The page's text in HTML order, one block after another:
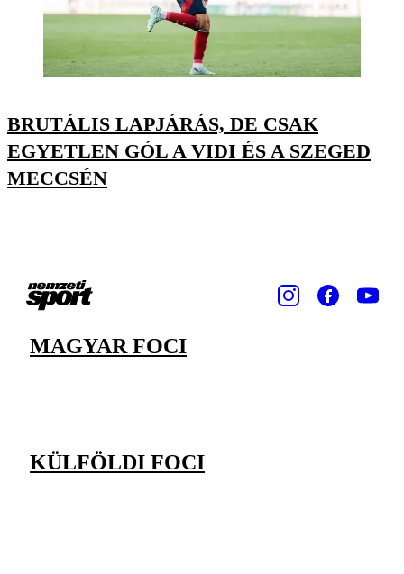
BRUTÁLIS LAPJÁRÁS, DE CSAK
EGYETLEN GÓL A VIDI ÉS A SZEGED
MECCSÉN
MAGYAR FOCI
KÜLFÖLDI FOCI